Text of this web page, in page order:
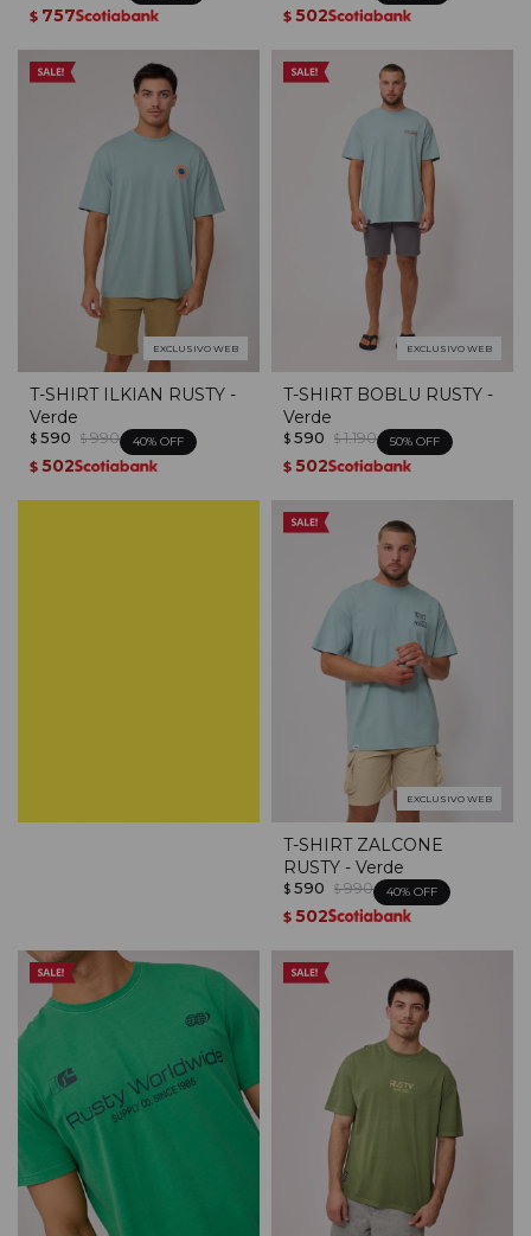
$ 757 $ 502
EXCLUSIVO WEB
T-SHIRT ILKIAN RUSTY -
Verde
$ 590 $ 990 40
$ 502
EXCLUSIVO WEB
T-SHIRT BOBLU RUSTY -
Verde
$ 590 $ 1.190 50
$ 502
EXCLUSIVO WEB
T-SHIRT ZALCONE
RUSTY - Verde
$ 590 $ 990 40
$ 502